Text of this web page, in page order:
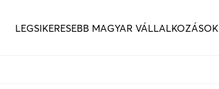
LEGSIKERESEBB MAGYAR VÁLLALKOZÁSOK